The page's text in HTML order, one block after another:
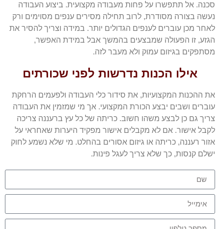
סכנה. אל תתפשרו על פחות מעבודה מקצועית. ביצוע העבודה
נעשה בצורה מסודרת, לרוב תחילה מסירים ענפים מסוימים ורק
לאחר מכן עוברים לענפים הגדולים יותר. במידה וצריך להסיר את
הגזע, זו הפעולה שמבצעים בהמשך אבל במידת האפשר,
מסתפקים בגיזום עמוק ולא מעבר לזה.
אילו הכנות נדרשות לפני שכורתים
את ההכנות המקצועיות, את סידור כלי העבודה ולפעמים הרחקת
עוברים ושבים יבצע הכורת המקצועי. אך מי שמזמין את העבודה
צריך גם כן לבצע משהו חשוב. כריתה של כל עץ ברעננה צריכה
לקבל אישור. אם לא מקבלים אישור מפקיד היערות שאחראי על
אזור רעננה, כריתה או גיזום אסורים בהחלט. מי שלא נשמע לחוק
ישלם קנסות, כך שלא צריך לעגל פינות.